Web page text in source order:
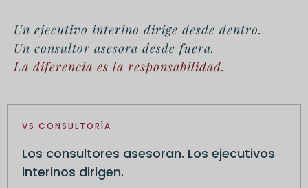
Un ejecutivo interino dirige desde dentro.
Un consultor asesora desde fuera.
La diferencia es la responsabilidad.
VS CONSULTORÍA
Los consultores asesoran. Los ejecutivos
interinos dirigen.